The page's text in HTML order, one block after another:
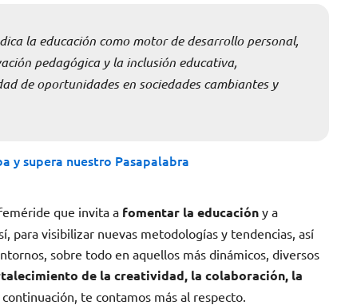
la educación como motor de desarrollo personal,
pedagógica y la inclusión educativa,
de oportunidades en sociedades cambiantes y
y supera nuestro Pasapalabra
que invita a fomentar la educación y a
para visibilizar nuevas metodologías y tendencias, así
sobre todo en aquellos más dinámicos, diversos
de la creatividad, la colaboración, la
te contamos más al respecto.